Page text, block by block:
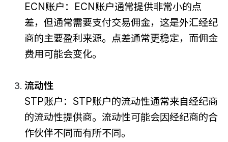
ECN账户：ECN账户通常提供非常小的点
差，但通常需要支付交易佣金，这是外汇经纪
商的主要盈利来源。点差通常更稳定，而佣金
费用可能会变化。
流动性
STP账户：STP账户的流动性通常来自经纪商
的流动性提供商。流动性可能会因经纪商的合
作伙伴不同而有所不同。